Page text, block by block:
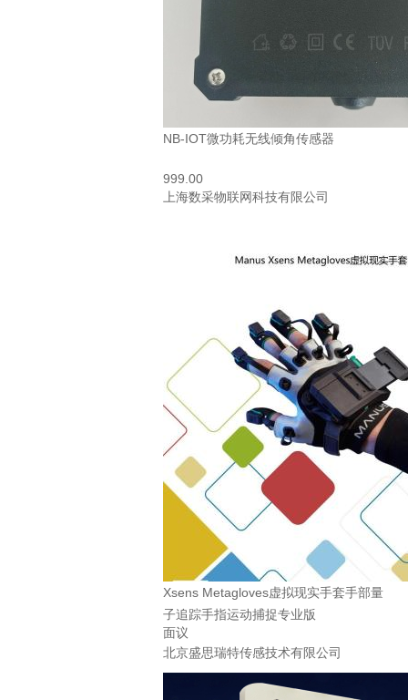
NB-IOT微功耗无线倾角传感器
999.00
上海数采物联网科技有限公司
Xsens Metagloves虚拟现实手套手部量
子追踪手指运动捕捉专业版
面议
北京盛思瑞特传感技术有限公司